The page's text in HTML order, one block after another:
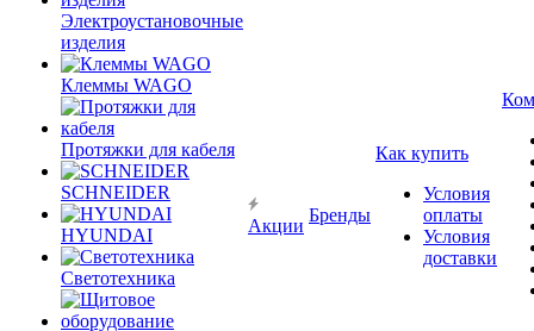
Электроустановочные
изделия
Клеммы WAGO
Протяжки для кабеля
SCHNEIDER
HYUNDAI
Светотехника
Акции
Бренды
Как купить
Условия
оплаты
Условия
доставки